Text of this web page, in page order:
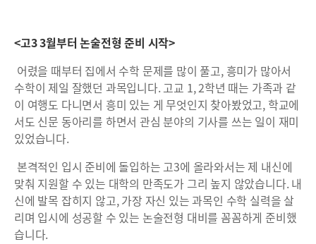
<고3 3월부터 논술전형 준비 시작>
어렸을 때부터 집에서 수학 문제를 많이 풀고, 흥미가 많아서
수학이 제일 잘했던 과목입니다. 고교 1, 2학년 때는 가족과 같
이 여행도 다니면서 흥미 있는 게 무엇인지 찾아봤었고, 학교에
서도 신문 동아리를 하면서 관심 분야의 기사를 쓰는 일이 재미
있었습니다.
본격적인 입시 준비에 돌입하는 고3에 올라와서는 제 내신에
맞춰 지원할 수 있는 대학의 만족도가 그리 높지 않았습니다. 내
신에 발목 잡히지 않고, 가장 자신 있는 과목인 수학 실력을 살
리며 입시에 성공할 수 있는 논술전형 대비를 꼼꼼하게 준비했
습니다.